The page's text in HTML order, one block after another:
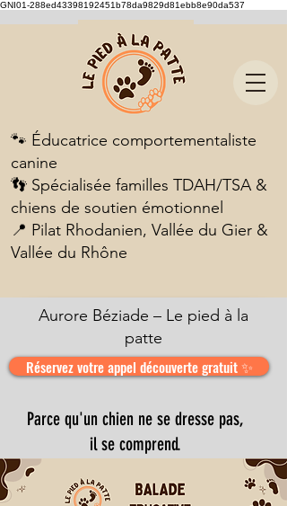
GNI01-288ed43398192451b78da9829d81ebb8e90da537
🐾 Éducatrice comportementaliste
canine
👣 Spécialisée familles TDAH/TSA &
chiens de soutien émotionnel
📍 Pilat Rhodanien, Vallée du Gier &
Vallée du Rhône
Parce qu'un chien ne se dresse pas,
il se comprend.​
Aurore Béziade – Le pied à la
patte
Réservez votre appel découverte gratuit ✨